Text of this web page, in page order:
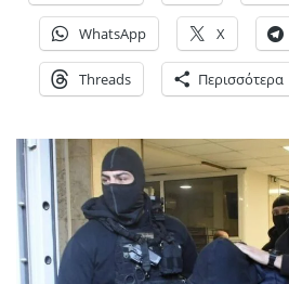
WhatsApp X
Threads Περισσότερα